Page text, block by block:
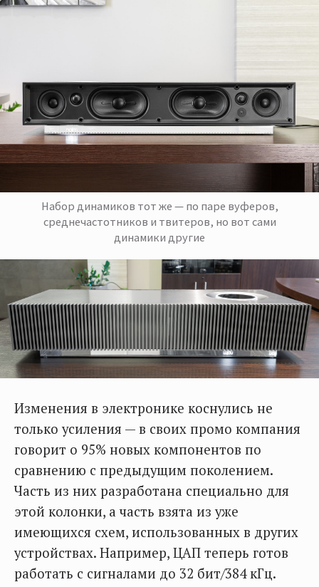
Набор динамиков тот же — по паре вуферов,
среднечастотников и твитеров, но вот сами
динамики другие
Изменения в электронике коснулись не
только усиления — в своих промо компания
говорит о 95% новых компонентов по
сравнению с предыдущим поколением.
Часть из них разработана специально для
этой колонки, а часть взята из уже
имеющихся схем, использованных в других
устройствах. Например, ЦАП теперь готов
работать с сигналами до 32 бит/384 кГц.